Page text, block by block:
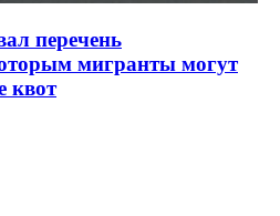
перечень
мигранты могут
квот